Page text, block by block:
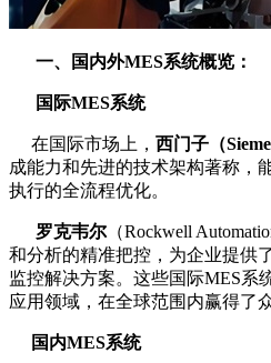
一、国内外MES系统概览：
国际MES系统
在国际市场上， 西门子（
成能力和先进的技术架构著称，
执行的全流程优化。
罗克韦尔 （Rockwell
和分析的精准把控，为企业提供
监控解决方案。这些国际MES系
应用领域，在全球范围内赢得了
国内MES系统